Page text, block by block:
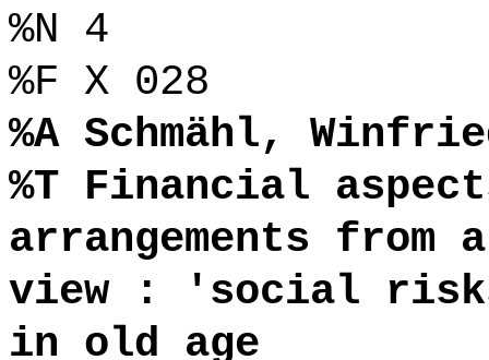
%N 4
%F X 028
%A Schmähl,
%T Financial
arrangements
view : 'social
in old age